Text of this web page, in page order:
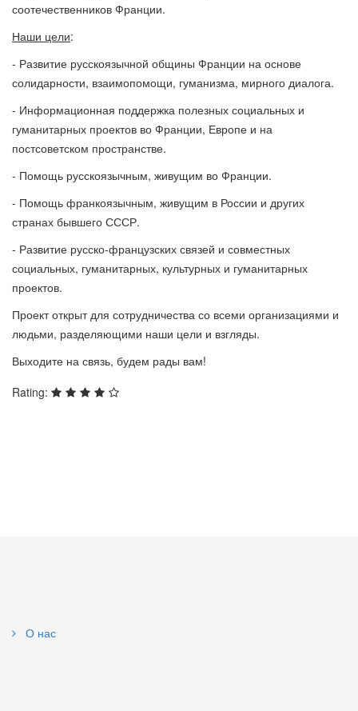
соотечественников Франции.
Наши цели:
- Развитие русскоязычной общины Франции на основе
солидарности, взаимопомощи, гуманизма, мирного диалога.
- Информационная поддержка полезных социальных и
гуманитарных проектов во Франции, Европе и на
постсоветском пространстве.
- Помощь русскоязычным, живущим во Франции.
- Помощь франкоязычным, живущим в России и других
странах бывшего СССР.
- Развитие русско-французских связей и совместных
социальных, гуманитарных, культурных и гуманитарных
проектов.
Проект открыт для сотрудничества со всеми организациями и
людьми, разделяющими наши цели и взгляды.
Выходите на связь, будем рады вам!
Rating:
О нас